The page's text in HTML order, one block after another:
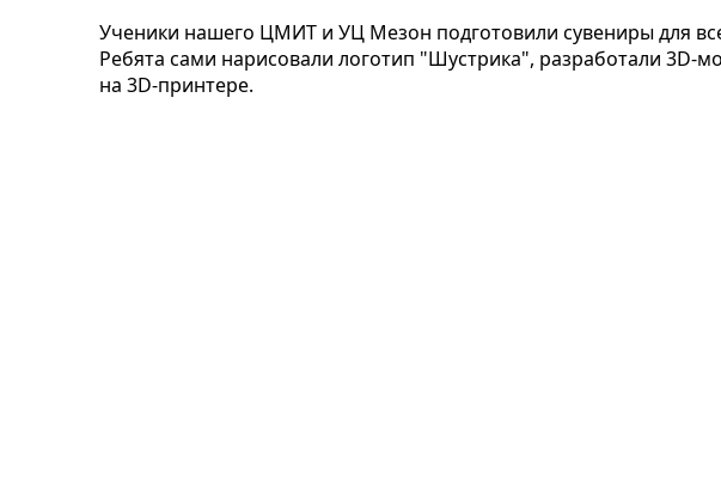
Ученики нашего ЦМИТ и УЦ Мезон подготовили сувениры для
Ребята сами нарисовали логотип "Шустрика", разработали 3D-
на 3D-принтере.